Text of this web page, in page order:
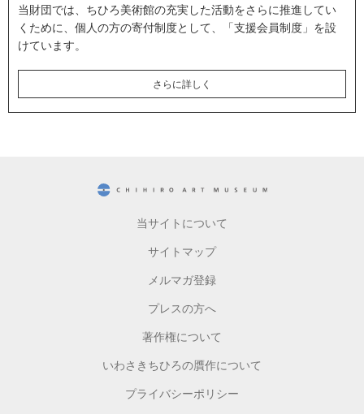
当財団では、ちひろ美術館の充実した活動をさらに推進してい
くために、個人の方の寄付制度として、「支援会員制度」を設
けています。
さらに詳しく
当サイトについて
サイトマップ
メルマガ登録
プレスの方へ
著作権について
いわさきちひろの贋作について
プライバシーポリシー